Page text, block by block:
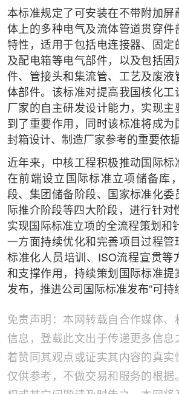
本标准规定了可安装在不带附加屏
体上的多种电气及流体管道贯穿件
特性，适用于包括电连接器、固定
及配电箱等电气部件，以及包括固
件、管接头和集流管、工艺及废液
体部件。该标准对提高我国核化工
厂家的自主研发设计能力，实现主
到了重要作用，同时该标准将成为
封箱设计、制造厂家参考的重要依据
近年来，中核工程积极推动国际标
在前端设立国际标准立项储备库
段、集团储备阶段、国家标准化委
际推介阶段等四大阶段，进行针对
实现国际标准立项的全流程策划和
一方面持续优化和完善项目过程管
标准化人员培训、ISO流程宣贯等
和支撑作用，持续策划国际标准提
发布，推进公司国际标准发布“可持
免责声明：本网转载自合作媒体、
信息，登载此文出于传递更多信息
着赞同其观点或证实其内容的真实
仅供参考，不做交易和服务的根据